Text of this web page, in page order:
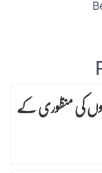
کی منظوری کے